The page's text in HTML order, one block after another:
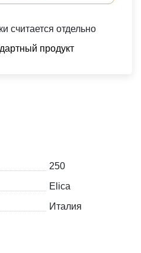
считается отдельно
продукт
250
Elica
Италия